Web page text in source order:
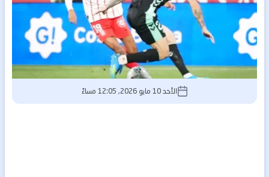
الأحد 10 مايو 2026, 12:05 مساءً